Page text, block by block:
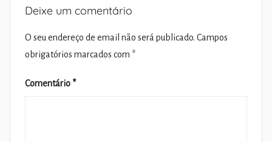
Deixe um comentário
O seu endereço de email não será publicado. Campos
obrigatórios marcados com *
Comentário *